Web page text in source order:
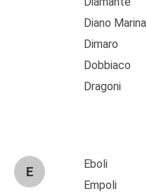
Diano Marina
Dimaro
Dobbiaco
Dragoni
E
Eboli
Empoli